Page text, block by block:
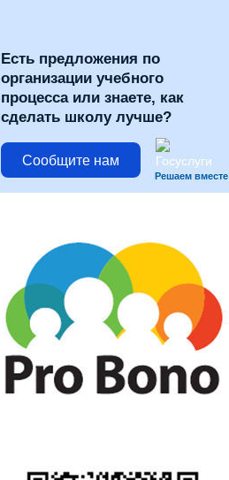
Есть предложения по
организации учебного
процесса или знаете, как
сделать школу лучше?
Сообщите нам
Решаем вместе